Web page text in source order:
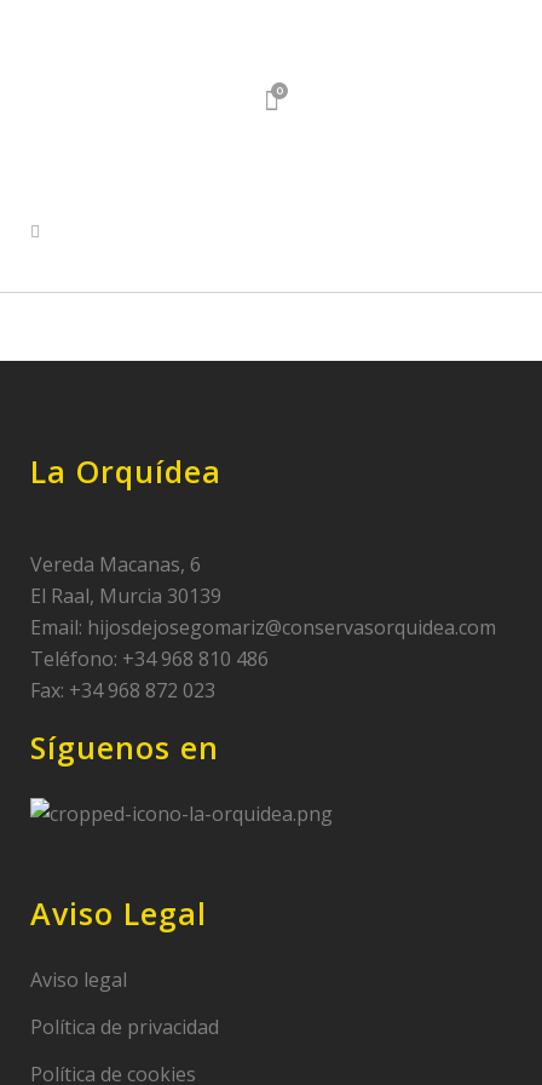
0
La Orquídea
Vereda Macanas, 6
El Raal, Murcia 30139
Email: hijosdejosegomariz@conservasorquidea.com
Teléfono: +34 968 810 486
Fax: +34 968 872 023
Síguenos en
Aviso Legal
Aviso legal
Política de privacidad
Política de cookies